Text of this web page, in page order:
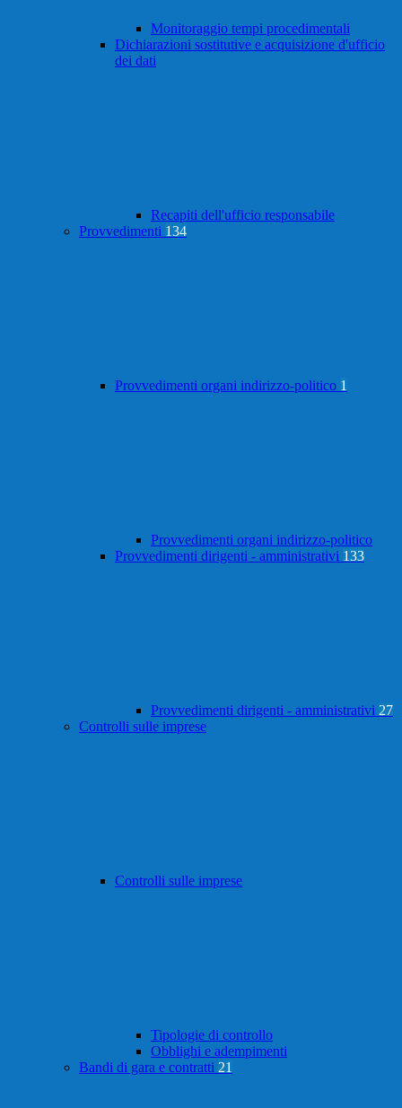
Monitoraggio tempi procedimentali
Dichiarazioni sostitutive e acquisizione d'ufficio
dei dati
Recapiti dell'ufficio responsabile
Provvedimenti 134
Provvedimenti organi indirizzo-politico 1
Provvedimenti organi indirizzo-politico
Provvedimenti dirigenti - amministrativi 133
Provvedimenti dirigenti - amministrativi 27
Controlli sulle imprese
Controlli sulle imprese
Tipologie di controllo
Obblighi e adempimenti
Bandi di gara e contratti 21